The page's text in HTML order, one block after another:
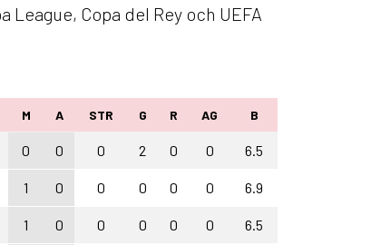
League, Copa del Rey och UEFA
M A STR G R AG B
0 0 0 2 0 0 6.5
1 0 0 0 0 0 6.9
1 0 0 0 0 0 6.5